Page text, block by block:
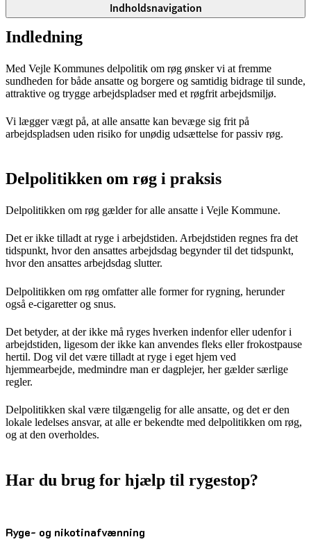
Indholdsnavigation
Indledning
Med Vejle Kommunes delpolitik om røg ønsker vi at fremme
sundheden for både ansatte og borgere og samtidig bidrage til sunde,
attraktive og trygge arbejdspladser med et røgfrit arbejdsmiljø.
Vi lægger vægt på, at alle ansatte kan bevæge sig frit på
arbejdspladsen uden risiko for unødig udsættelse for passiv røg.
Delpolitikken om røg i praksis
Delpolitikken om røg gælder for alle ansatte i Vejle Kommune.
Det er ikke tilladt at ryge i arbejdstiden. Arbejdstiden regnes fra det
tidspunkt, hvor den ansattes arbejdsdag begynder til det tidspunkt,
hvor den ansattes arbejdsdag slutter.
Delpolitikken om røg omfatter alle former for rygning, herunder
også e-cigaretter og snus.
Det betyder, at der ikke må ryges hverken indenfor eller udenfor i
arbejdstiden, ligesom der ikke kan anvendes fleks eller frokostpause
hertil. Dog vil det være tilladt at ryge i eget hjem ved
hjemmearbejde, medmindre man er dagplejer, her gælder særlige
regler.
Delpolitikken skal være tilgængelig for alle ansatte, og det er den
lokale ledelses ansvar, at alle er bekendte med delpolitikken om røg,
og at den overholdes.
Har du brug for hjælp til rygestop?
Ryge- og nikotinafvænning